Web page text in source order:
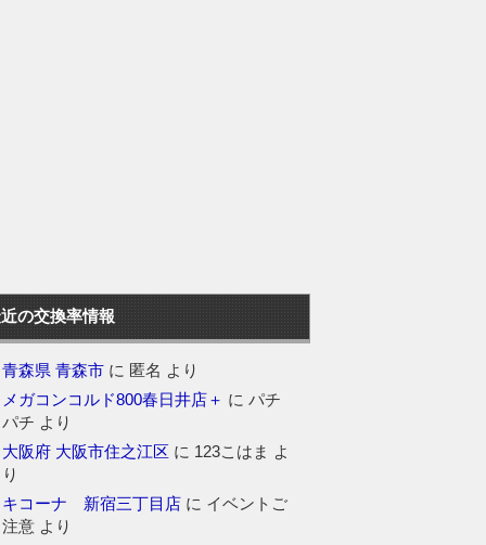
の交換率情報
青森県 青森市 に 匿名 より
メガコンコルド800春日井店＋ にパチ
パチ より
大阪府 大阪市住之江区 に 123こはま よ
り
キコーナ 新宿三丁目店 に イベントご
注意 より